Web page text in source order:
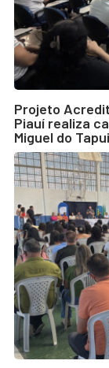
Projeto
Piauí realiza
Miguel do